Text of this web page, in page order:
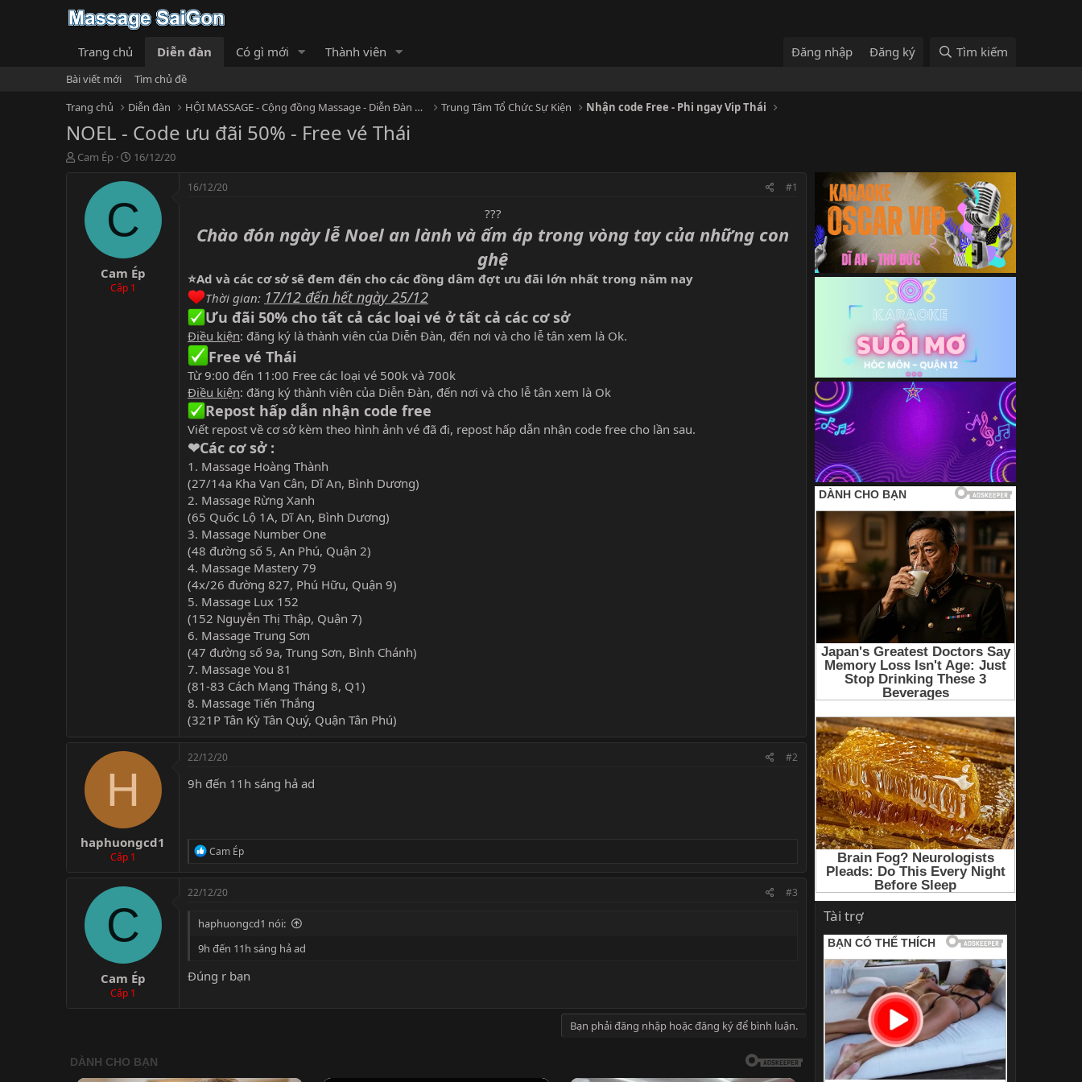
Trang chủ Diễn đàn Có gì mới Thành viên Đăng nhập Đăng ký Tìm kiếm
Bài viết mới
Tìm chủ đề
Trang chủ
Diễn đàn HỘI MASSAGE - Cộng đồng Massage - Diễn Đàn Matxa Trung Tâm Tổ Chức Sự Kiện Nhận code Free - Phi ngay Vip Thái
NOEL - Code ưu đãi 50% - Free vé Thái
T
Cam Ép
N
à
g
ử
16/12/20
C
Cam Ép
Cấp 1
16/12/20 #1
???
Chào đón ngày lễ Noel an lành và ấm áp trong vòng tay của những con
ghệ
⭐️Ad và các cơ sở sẽ đem đến cho các đồng dâm đợt ưu đãi lớn nhất trong năm nay
Thời gian: 17/12 đến hết ngày 25/12
Ưu đãi 50% cho tất cả các loại vé ở tất cả các cơ sở
Điều kiện: đăng ký là thành viên của Diễn Đàn, đến nơi và cho lễ tân xem là Ok.
Free vé Thái
Từ 9:00 đến 11:00 Free các loại vé 500k và 700k
Điều kiện: đăng ký thành viên của Diễn Đàn, đến nơi và cho lễ tân xem là Ok
Repost hấp dẫn nhận code free
Viết repost về cơ sở kèm theo hình ảnh vé đã đi, repost hấp dẫn nhận code free cho lần sau.
❤Các cơ sở :
1. Massage Hoàng Thành
(27/14a Kha Vạn Cân, Dĩ An, Bình Dương)
2. Massage Rừng Xanh
(65 Quốc Lộ 1A, Dĩ An, Bình Dương)
3. Massage Number One
(48 đường số 5, An Phú, Quận 2)
4. Massage Mastery 79
(4x/26 đường 827, Phú Hữu, Quận 9)
5. Massage Lux 152
(152 Nguyễn Thị Thập, Quận 7)
6. Massage Trung Sơn
(47 đường số 9a, Trung Sơn, Bình Chánh)
7. Massage You 81
(81-83 Cách Mạng Tháng 8, Q1)
8. Massage Tiến Thắng
(321P Tân Kỳ Tân Quý, Quận Tân Phú)
H
haphuongcd1
Cấp 1
22/12/20 #2
9h đến 11h sáng hả ad
R
c
o
s
Cam Ép
C
Cam Ép
Cấp 1
22/12/20 #3
haphuongcd1 nói:
9h đến 11h sáng hả ad
Đúng r bạn
Bạn phải đăng nhập hoặc đăng ký để bình luận.
Tài trợ